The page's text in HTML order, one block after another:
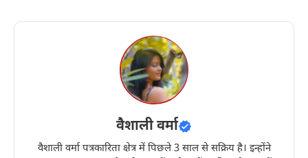
वैशाली वर्मा
वैशाली वर्मा पत्रकारिता क्षेत्र में पिछले 3 साल से सक्रिय है। इन्होंने